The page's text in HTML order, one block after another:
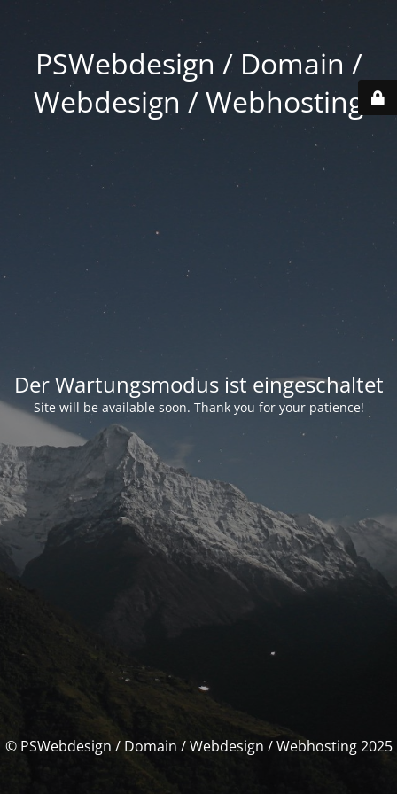
PSWebdesign / Domain /
Webdesign / Webhosting
Der Wartungsmodus ist eingeschaltet
Site will be available soon. Thank you for your patience!
© PSWebdesign / Domain / Webdesign / Webhosting 2025